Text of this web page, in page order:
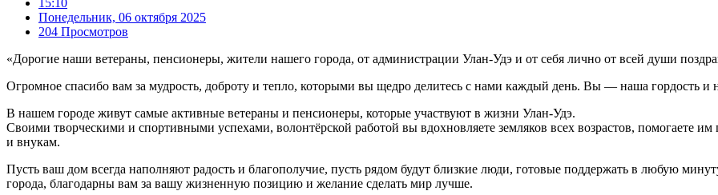
Понедельник, 06 октября 2025
204 Просмотров
«Дорогие наши ветераны, пенсионеры, жители нашего города, от администрации Улан-Удэ и от себя лично от всей души
Огромное спасибо вам за мудрость, доброту и тепло, которыми вы щедро делитесь с нами каждый день. Вы — наша гордость
В нашем городе живут самые активные ветераны и пенсионеры, которые участвуют в жизни Улан-Удэ.
Своими творческими и спортивными успехами, волонтёрской работой вы вдохновляете земляков всех возрастов, помогаете
и внукам.
Пусть ваш дом всегда наполняют радость и благополучие, пусть рядом будут близкие люди, готовые поддержать в любую
города, благодарны вам за вашу жизненную позицию и желание сделать мир лучше.